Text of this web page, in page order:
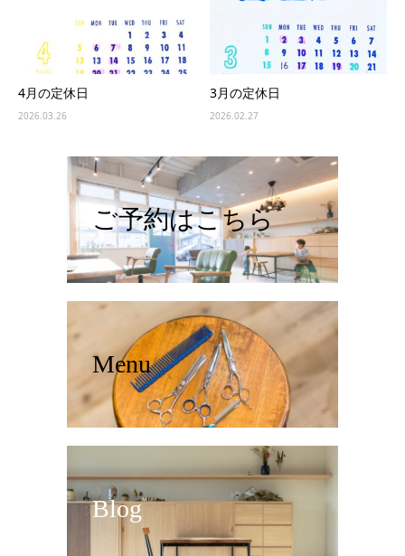
4月の定休日
2026.03.26
3月の定休日
2026.02.27
ご予約はこちら
Menu
Blog